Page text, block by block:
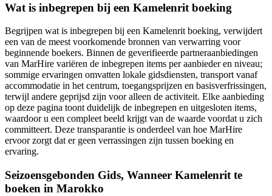
Wat is inbegrepen bij een Kamelenrit boeking
Begrijpen wat is inbegrepen bij een Kamelenrit boeking, verwijdert
een van de meest voorkomende bronnen van verwarring voor
beginnende boekers. Binnen de geverifieerde partneraanbiedingen
van MarHire variëren de inbegrepen items per aanbieder en niveau;
sommige ervaringen omvatten lokale gidsdiensten, transport vanaf
accommodatie in het centrum, toegangsprijzen en basisverfrissingen,
terwijl andere geprijsd zijn voor alleen de activiteit. Elke aanbieding
op deze pagina toont duidelijk de inbegrepen en uitgesloten items,
waardoor u een compleet beeld krijgt van de waarde voordat u zich
committeert. Deze transparantie is onderdeel van hoe MarHire
ervoor zorgt dat er geen verrassingen zijn tussen boeking en
ervaring.
Seizoensgebonden Gids, Wanneer Kamelenrit te
boeken in Marokko